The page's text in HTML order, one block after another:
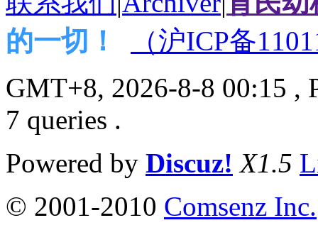
的一切！
（沪ICP备
GMT+8, 2026-8-8 00:15 ,
7 queries .
Powered by Discuz! X1.5
© 2001-2010 Comsenz Inc.